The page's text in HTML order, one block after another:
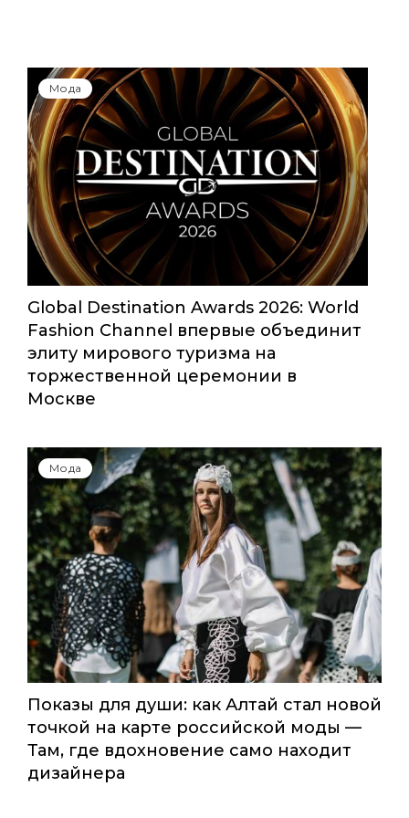
Юбилейный сезон Московской
недели моды собрал свыше 1000
заявок
Мода
Global Destination Awards 2026: World
Fashion Channel впервые объединит
элиту мирового туризма на
торжественной церемонии в
Москве